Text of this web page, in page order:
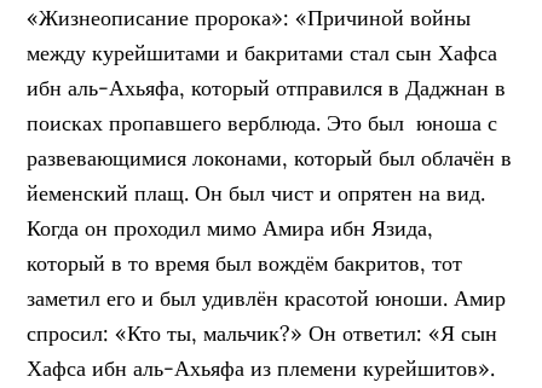
«Жизнеописание пророка»: «Причиной войны
между курейшитами и бакритами стал сын Хафса
ибн аль-Ахьяфа, который отправился в Даджнан в
поисках пропавшего верблюда. Это был юноша с
развевающимися локонами, который был облачён в
йеменский плащ. Он был чист и опрятен на вид.
Когда он проходил мимо Амира ибн Язида,
который в то время был вождём бакритов, тот
заметил его и был удивлён красотой юноши. Амир
спросил: «Кто ты, мальчик?» Он ответил: «Я сын
Хафса ибн аль-Ахьяфа из племени курейшитов».